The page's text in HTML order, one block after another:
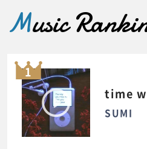
Music
1
time
SUMI